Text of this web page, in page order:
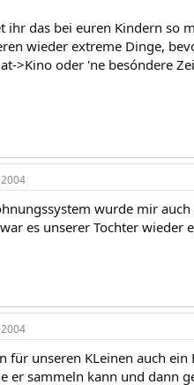
ihr das bei euren Kindern so
wieder extreme Dinge,
>Kino oder 'ne besóndere
wurde mir
es unserer Tochter wieder
für unseren KLeinen auch
er sammeln kann und dann